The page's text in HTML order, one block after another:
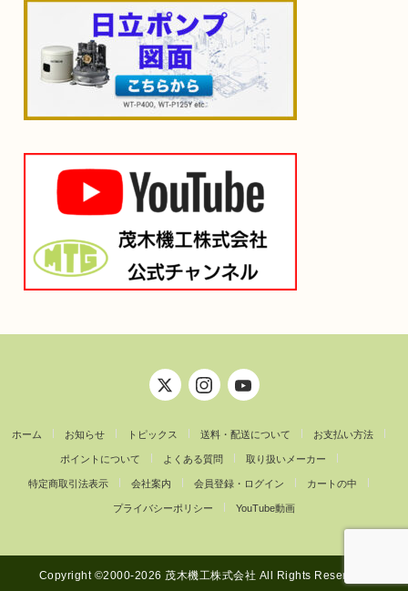
ホーム お知らせ トピックス 送料・配送について お支払い方法
ポイントについて よくある質問 取り扱いメーカー
特定商取引法表示 会社案内 会員登録・ログイン カートの中
プライバシーポリシー YouTube動画
Copyright ©︎2000-2026 茂木機工株式会社 All Rights Reserved.